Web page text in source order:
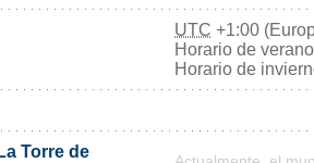
UTC +1:00
Horario de
Horario de
Torre de